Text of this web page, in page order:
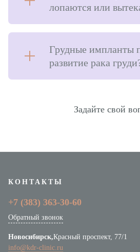
лопаются или
Грудные импланты
развитие рака
Задайте свой
КОНТАКТЫ
+7 (383) 363-30-60
Обратный звонок
Новосибирск,Красный проспект, 77/1
info@kdr-clinic.ru